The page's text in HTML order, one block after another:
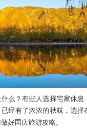
么？有些人选择宅家休息
经有了浓浓的秋味，选择
好国庆旅游攻略。